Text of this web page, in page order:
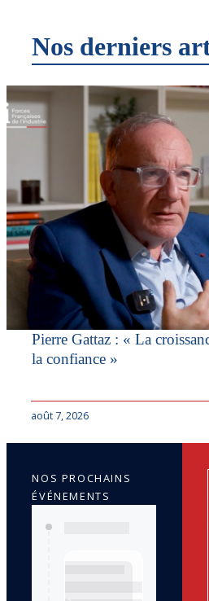
Nos derniers
Pierre Gattaz : « La
la confiance »
août 7, 2026
NOS PROCHAINS
ÉVÉNEMENTS